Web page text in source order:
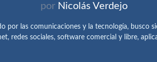
por Nicolás Verdejo
por las comunicaciones y la tecnología, busco
redes sociales, software comercial y libre,